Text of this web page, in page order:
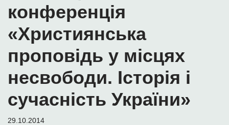
конференція
«Християнська
проповідь у місцях
несвободи. Історія і
сучасність України»
29.10.2014